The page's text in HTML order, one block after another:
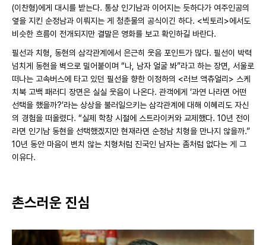
(이찬형)에게 대시를 받는다. 통상 인기남과 이어지는 듯하다가 여주인공의
옆을 지킨 순정남과 이뤄지는 게 청춘물의 공식이긴 하다. <빅토리>에서도
비슷한 흐름이 전개되지만 결말은 영화를 보고 확인하길 바란다.
필선과 치형, 동현의 삼각관계에서 은근히 웃음 포인트가 많다. 필선이 박력
넘치게 동현을 벽으로 밀어붙이며 “나, 남자 얼굴 봐”라고 하는 장면, 서울로
떠나는 고속버스에 타고 있던 필선을 향한 이정하의 <러브 액츄얼리> 스케
치북 고백 패러디 장면은 실실 웃음이 나온다. 관객에게 ‘과연 나라면 어떤
선택을 했을까?’라는 상상을 불러일으키는 삼각관계에 대해 이혜리도 자신
의 경험을 떠올렸다. “실제 학창 시절에 스트라이커와 교제했다. 10년 전이
라면 인기남 동현을 선택했겠지만 현재라면 순정남 치형을 만나지 않을까.”
10년 동안 마음이 변치 않는 치형처럼 진국인 남자는 좀처럼 없다는 게 그
이유다.
촌스러운 진심